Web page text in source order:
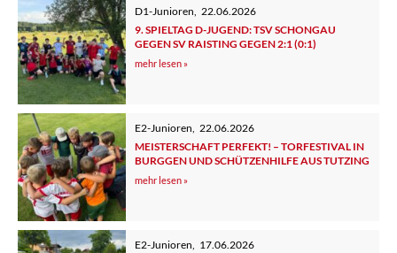
D1-Junioren
22.06.2026
9. SPIELTAG D-JUGEND: TSV SCHONGAU
GEGEN SV RAISTING GEGEN 2:1 (0:1)
mehr lesen »
E2-Junioren, 22.06.2026
MEISTERSCHAFT PERFEKT! – TORFESTIVAL IN
BURGGEN UND SCHÜTZENHILFE AUS TUTZING
mehr lesen »
E2-Junioren, 17.06.2026